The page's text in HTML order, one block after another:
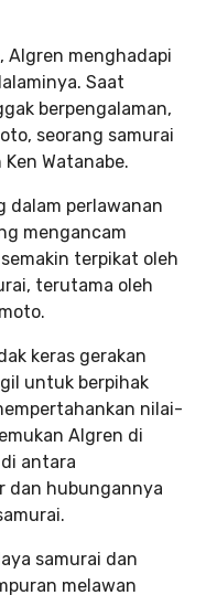
Algren menghadapi
Saat
berpengalaman,
seorang samurai
Watanabe.
dalam perlawanan
mengancam
terpikat oleh
terutama oleh
keras gerakan
untuk berpihak
nilai-
Algren di
antara
dan hubungannya
samurai dan
melawan